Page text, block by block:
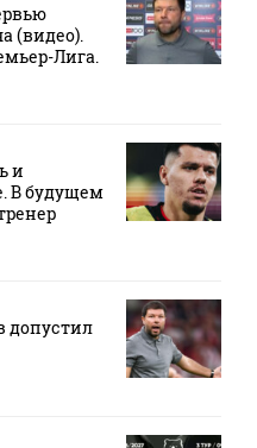
(видео).
Лига.
и
В будущем
допустил